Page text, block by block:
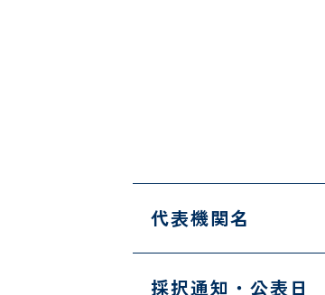
代表機関名
採択通知・公表日